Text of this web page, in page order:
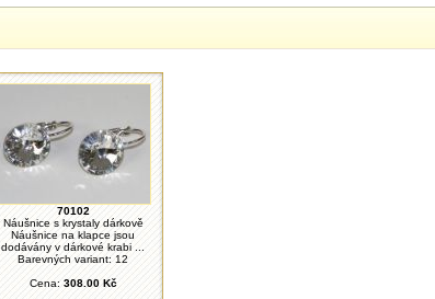
70102
Náušnice s krystaly dárkově
Náušnice na klapce jsou
dodávány v dárkové krabi ...
Barevných variant: 12
Cena: 308.00 Kč